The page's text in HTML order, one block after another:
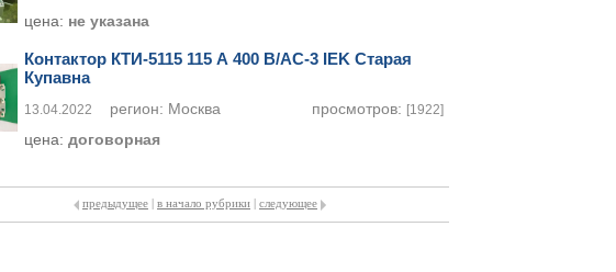
цена: не указана
Контактор КТИ-5115 115 А 400 В/АС-3 IEK Старая
Купавна
13.04.2022 регион: Москва просмотров: [1922]
цена: договорная
предыдущее | в начало рубрики | следующее